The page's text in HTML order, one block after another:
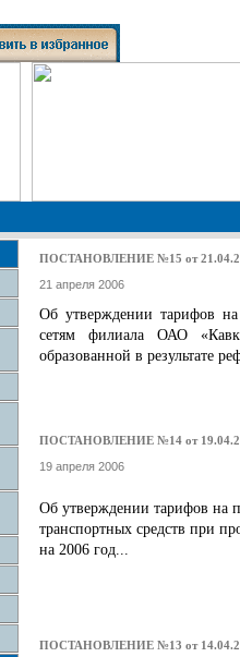
ПОСТАНОВЛЕНИЕ №15 от
21 апреля 2006
Об утверждении тарифов
сетям филиала ОАО
образованной в результате
ПОСТАНОВЛЕНИЕ №14 от
19 апреля 2006
Об утверждении тарифов на
транспортных средств при
на 2006 год...
ПОСТАНОВЛЕНИЕ №13 от